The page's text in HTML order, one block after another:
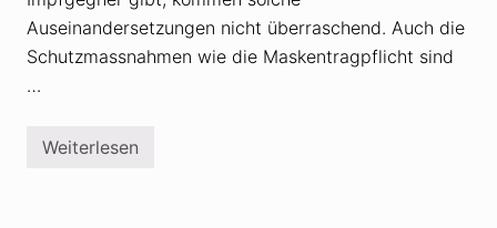
b
g
e
t
r
g
t
ü
e
Auseinandersetzungen nicht überraschend. Auch die
Schutzmassnahmen wie die Maskentragpflicht sind
…
V
Weiterlesen